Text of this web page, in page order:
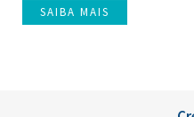
SAIBA MAIS